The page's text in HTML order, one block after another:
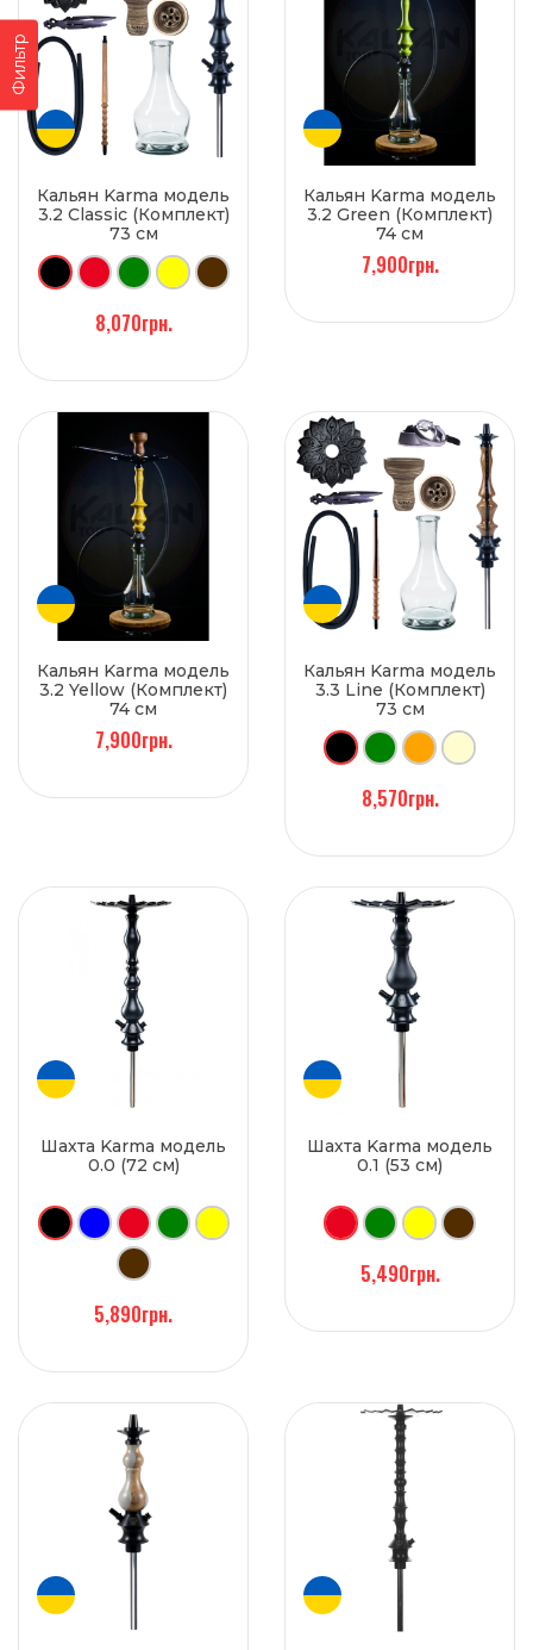
Фильтр
Кальян Karma модель
3.2 Classic (Комплект)
73 см
8,070грн.
Кальян Karma модель
3.2 Green (Комплект)
74 см
7,900грн.
Кальян Karma модель
3.2 Yellow (Комплект)
74 см
7,900грн.
Кальян Karma модель
3.3 Line (Комплект)
73 см
8,570грн.
Шахта Karma модель
0.0 (72 см)
5,890грн.
Шахта Karma модель
0.1 (53 см)
5,490грн.